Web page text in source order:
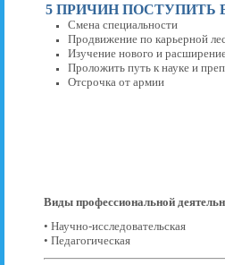
5 ПРИЧИН ПОСТУПИТЬ
Смена специальности
Продвижение по карьерной
Изучение нового и
Проложить путь к науке и
Отсрочка от армии
Виды профессиональной
• Научно-исследовательская
• Педагогическая